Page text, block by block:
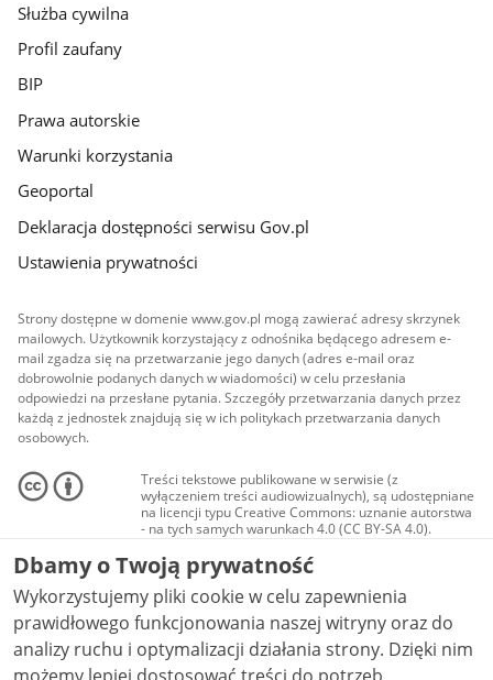
Służba cywilna
Profil zaufany
BIP
Prawa autorskie
Warunki korzystania
Geoportal
Deklaracja dostępności serwisu Gov.pl
Ustawienia prywatności
Strony dostępne w domenie www.gov.pl mogą zawierać adresy skrzynek
mailowych. Użytkownik korzystający z odnośnika będącego adresem e-
mail zgadza się na przetwarzanie jego danych (adres e-mail oraz
dobrowolnie podanych danych w wiadomości) w celu przesłania
odpowiedzi na przesłane pytania. Szczegóły przetwarzania danych przez
każdą z jednostek znajdują się w ich politykach przetwarzania danych
osobowych.
Treści tekstowe publikowane w serwisie (z
wyłączeniem treści audiowizualnych), są udostępniane
na licencji typu Creative Commons: uznanie autorstwa
- na tych samych warunkach 4.0 (CC BY-SA 4.0).
Materiały audiowizualne, w tym zdjęcia, materiały
audio i wideo, są udostępniane na licencji typu
Creative Commons: uznanie autorstwa użycie
niekomercyjne - bez utworów zależnych 4.0 (CC BY-
NC-ND 4.0), o ile nie jest to stwierdzone inaczej.
Dbamy o Twoją prywatność
Wykorzystujemy pliki cookie w celu zapewnienia
prawidłowego funkcjonowania naszej witryny oraz do
analizy ruchu i optymalizacji działania strony. Dzięki nim